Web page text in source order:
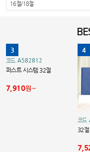
16절/18절
3
코드 A582812
퍼스트 시스템 32절
7,910원
4
코드
32절